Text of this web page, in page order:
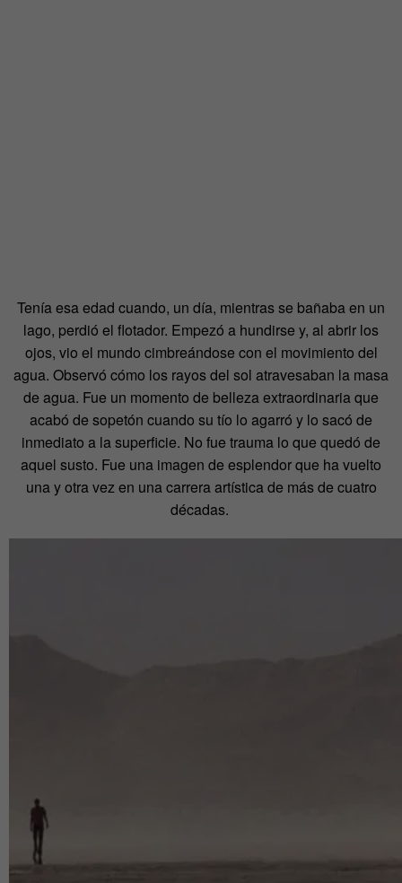
Tenía esa edad cuando, un día, mientras se bañaba en un
lago, perdió el flotador. Empezó a hundirse y, al abrir los
ojos, vio el mundo cimbreándose con el movimiento del
agua. Observó cómo los rayos del sol atravesaban la masa
de agua. Fue un momento de belleza extraordinaria que
acabó de sopetón cuando su tío lo agarró y lo sacó de
inmediato a la superficie. No fue trauma lo que quedó de
aquel susto. Fue una imagen de esplendor que ha vuelto
una y otra vez en una carrera artística de más de cuatro
décadas.